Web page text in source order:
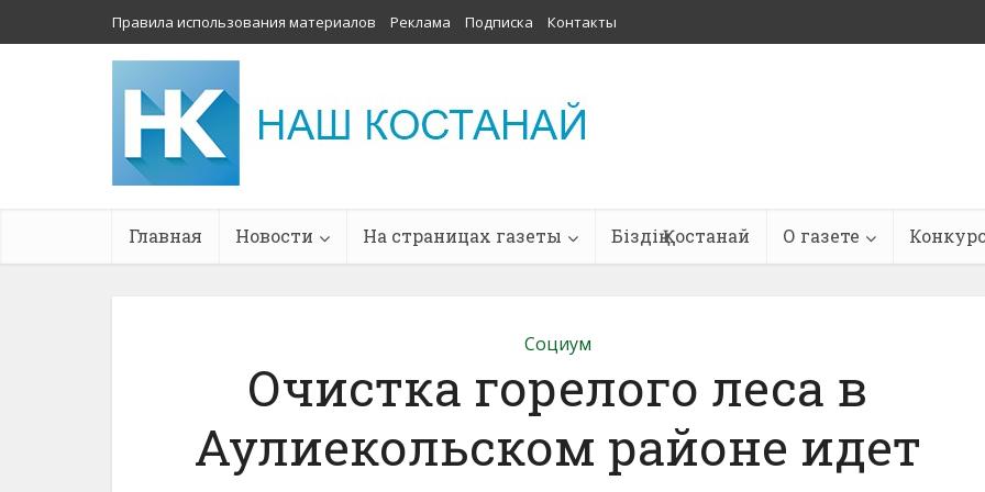
Правила использования материалов Реклама Подписка Контакты
Главная Новости На страницах газеты Біздің Қостанай О газете
Социум
Очистка горелого леса в
Аулиекольском районе идет